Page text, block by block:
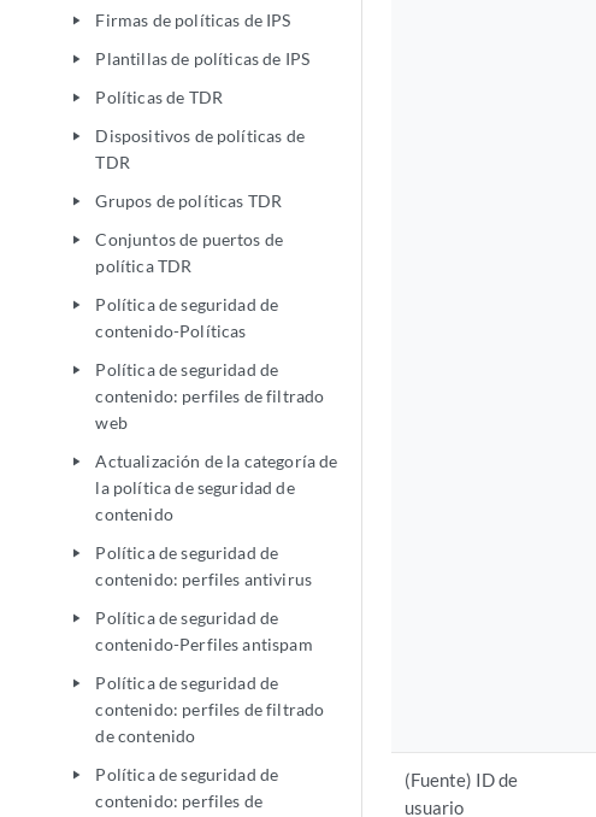
play_arrow Firmas de políticas de IPS
play_arrow Plantillas de políticas de IPS
play_arrow Políticas de TDR
play_arrow
Dispositivos de políticas de
TDR
play_arrow Grupos de políticas TDR
play_arrow
Conjuntos de puertos de
política TDR
play_arrow
Política de seguridad de
contenido-Políticas
play_arrow
Política de seguridad de
contenido: perfiles de filtrado
web
play_arrow
Actualización de la categoría de
la política de seguridad de
contenido
play_arrow
Política de seguridad de
contenido: perfiles antivirus
play_arrow
Política de seguridad de
contenido-Perfiles antispam
play_arrow
Política de seguridad de
contenido: perfiles de filtrado
de contenido
play_arrow
Política de seguridad de
contenido: perfiles de
(Fuente) ID de
usuario